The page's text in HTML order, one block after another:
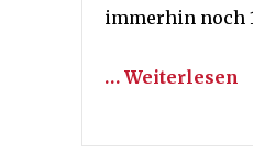
immerhin noch
… Weiterlesen